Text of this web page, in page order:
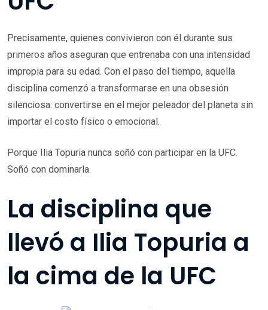
Precisamente, quienes convivieron con él durante sus
primeros años aseguran que entrenaba con una intensidad
impropia para su edad. Con el paso del tiempo, aquella
disciplina comenzó a transformarse en una obsesión
silenciosa: convertirse en el mejor peleador del planeta sin
importar el costo físico o emocional.
Porque Ilia Topuria nunca soñó con participar en la UFC.
Soñó con dominarla.
La disciplina que
llevó a Ilia Topuria a
la cima de la UFC